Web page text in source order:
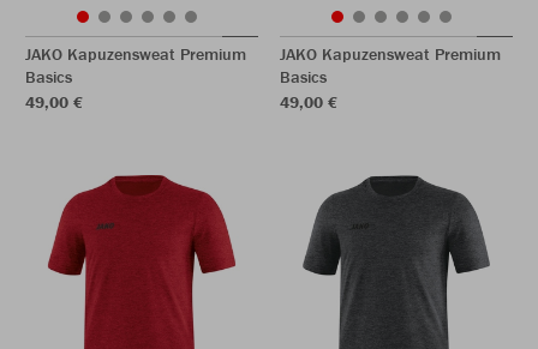
JAKO Kapuzensweat Premium
Basics
49,00 €
JAKO Kapuzensweat Premium
Basics
49,00 €